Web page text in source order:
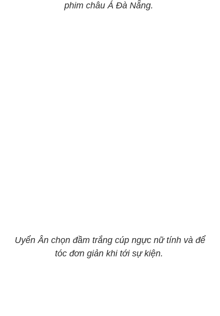
phim châu Á Đà Nẵng.
Uyển Ân chọn đầm trắng cúp ngực nữ tính và để
tóc đơn giản khi tới sự kiện.